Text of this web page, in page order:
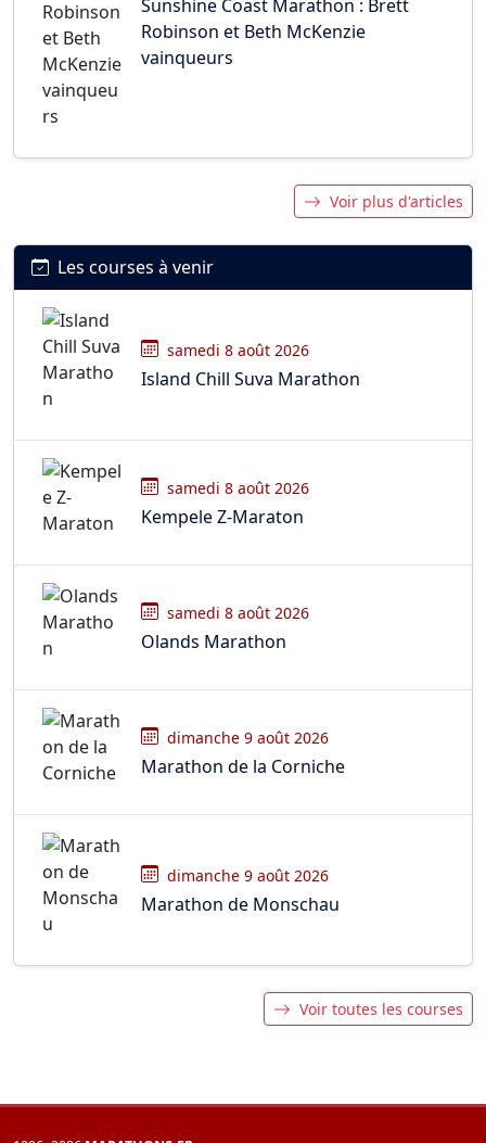
Sunshine Coast Marathon : Brett
Robinson et Beth McKenzie
vainqueurs
Voir plus d'articles
Les courses à venir
samedi 8 août 2026
Island Chill Suva Marathon
samedi 8 août 2026
Kempele Z-Maraton
samedi 8 août 2026
Olands Marathon
dimanche 9 août 2026
Marathon de la Corniche
dimanche 9 août 2026
Marathon de Monschau
Voir toutes les courses